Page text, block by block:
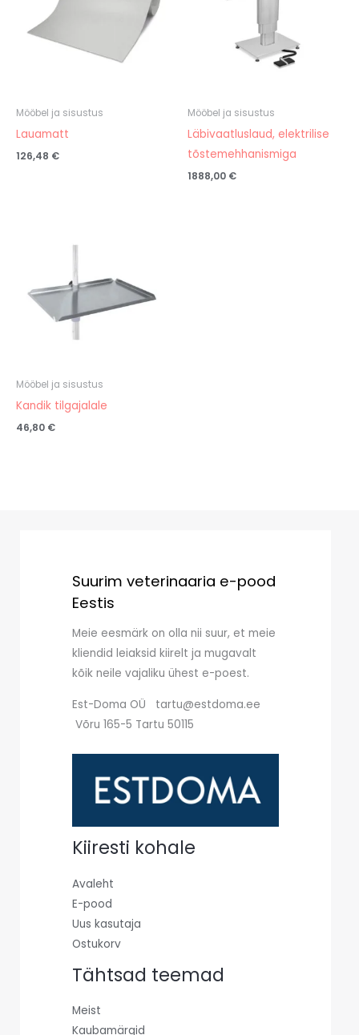
Mööbel ja sisustus
Lauamatt
126,48 €
Mööbel ja sisustus
Läbivaatluslaud, elektrilise
tõstemehhanismiga
1888,00 €
Mööbel ja sisustus
Kandik tilgajalale
46,80 €
Suurim veterinaaria e-pood
Eestis
Meie eesmärk on olla nii suur, et meie
kliendid leiaksid kiirelt ja mugavalt
kõik neile vajaliku ühest e-poest.
Est-Doma OÜ tartu@estdoma.ee
Võru 165-5 Tartu 50115
Kiiresti kohale
Avaleht
E-pood
Uus kasutaja
Ostukorv
Tähtsad teemad
Meist
Kaubamärgid